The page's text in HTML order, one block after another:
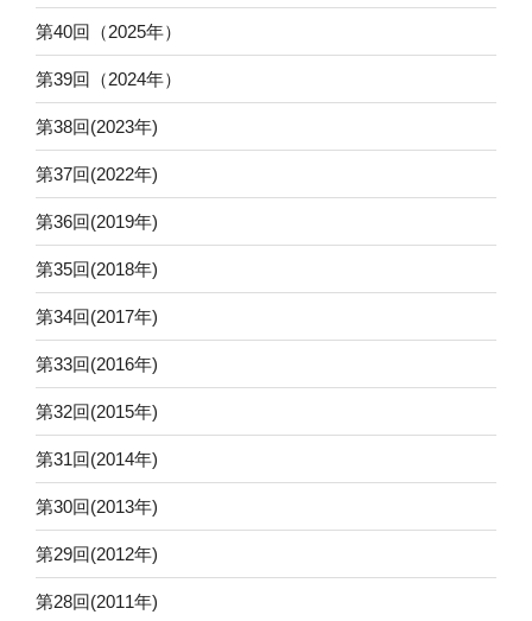
第40回（2025年）
第39回（2024年）
第38回(2023年)
第37回(2022年)
第36回(2019年)
第35回(2018年)
第34回(2017年)
第33回(2016年)
第32回(2015年)
第31回(2014年)
第30回(2013年)
第29回(2012年)
第28回(2011年)